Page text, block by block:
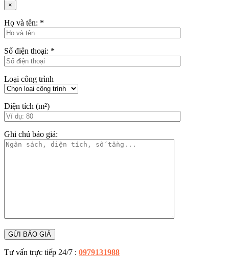
×
Họ và tên: *
Số điện thoại: *
Loại công trình
Diện tích (m²)
Ghi chú báo giá:
Tư vấn trực tiếp 24/7 : 0979131988